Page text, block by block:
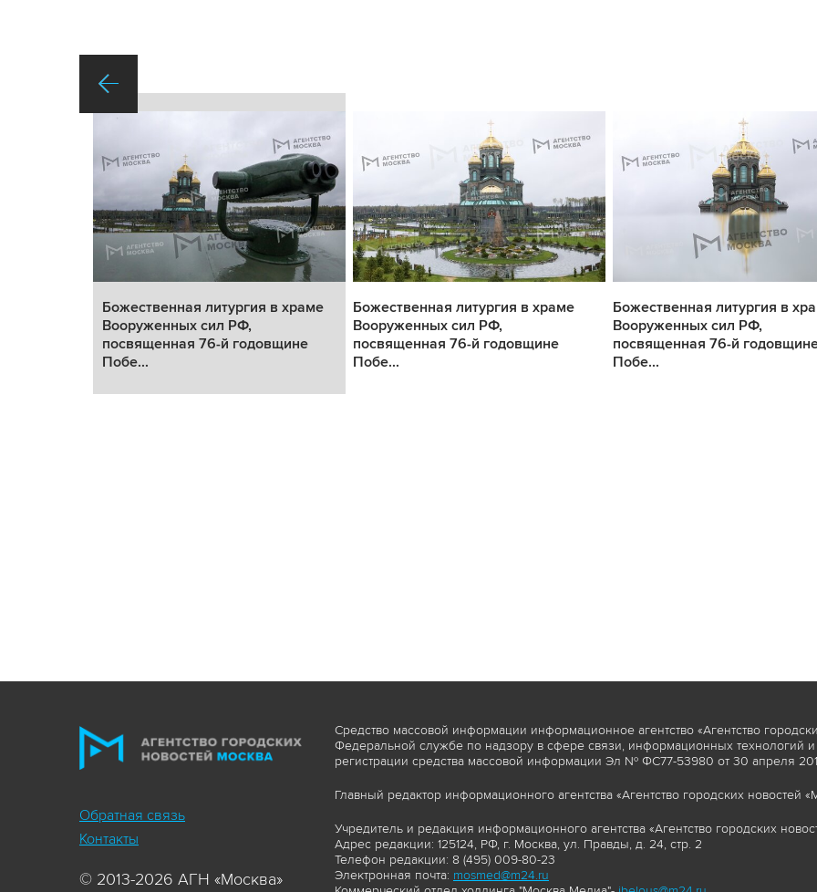
Божественная литургия в храме
Вооруженных сил РФ,
посвященная 76-й годовщине
Побе...
Божественная литургия в храме
Вооруженных сил РФ,
посвященная 76-й годовщине
Побе...
Божественная литургия в
Вооруженных сил РФ,
посвященная 76-й
Побе...
Обратная связь
Контакты
© 2013-2026 АГН «Москва»
Средство массовой информации информационное агентство «Агентство
Федеральной службе по надзору в сфере связи, информационных технологий
регистрации средства массовой информации Эл № ФС77-53980 от 30 апреля
Главный редактор информационного агентства «Агентство городских новостей
Учредитель и редакция информационного агентства «Агентство городских
Адрес редакции: 125124, РФ, г. Москва, ул. Правды, д. 24, стр. 2
Телефон редакции: 8 (495) 009-80-23
Электронная почта: mosmed@m24.ru